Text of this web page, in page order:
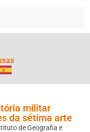
militar
da sétima arte
de Geografia e